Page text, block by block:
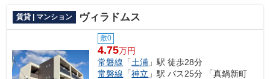
賃貸 | マンション ヴィラドムス
敷0
4.75万円
常磐線 「土浦 」駅 徒歩28分
常磐線 「神立 」駅 バス25分 「真鍋新町